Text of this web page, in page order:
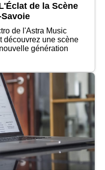
de la Scène
de l'Astra Music
découvrez une scène
génération